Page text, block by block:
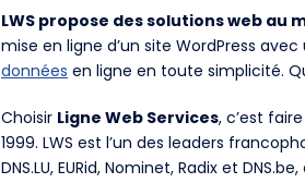
LWS propose des solutions web
mise en ligne d’un site WordPress avec
données en ligne en toute simplicité.
Choisir Ligne Web Services, c’est
1999. LWS est l’un des leaders
DNS.LU, EURid, Nominet, Radix et